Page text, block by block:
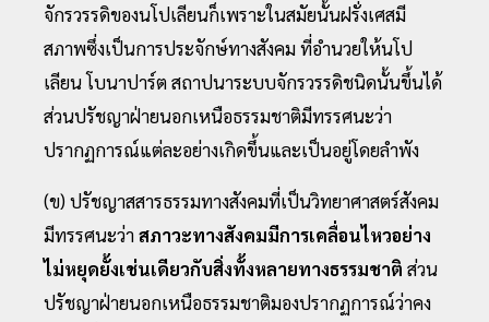
จักรวรรดิของนโปเลียนก็เพราะในสมัยนั้นฝรั่งเศสมี
สภาพซึ่งเป็นการประจักษ์ทางสังคม ที่อํานวยให้นโป
เลียน โบนาปาร์ต สถาปนาระบบจักรวรรดิชนิดนั้นขึ้นได้
ส่วนปรัชญาฝ่ายนอกเหนือธรรมชาติมีทรรศนะว่า
ปรากฏการณ์แต่ละอย่างเกิดขึ้นและเป็นอยู่โดยลําพัง
(ข) ปรัชญาสสารธรรมทางสังคมที่เป็นวิทยาศาสตร์สังคม
มีทรรศนะว่า สภาวะทางสังคมมีการเคลื่อนไหวอย่าง
ไม่หยุดยั้งเช่นเดียวกับสิ่งทั้งหลายทางธรรมชาติ ส่วน
ปรัชญาฝ่ายนอกเหนือธรรมชาติมองปรากฏการณ์ว่าคง